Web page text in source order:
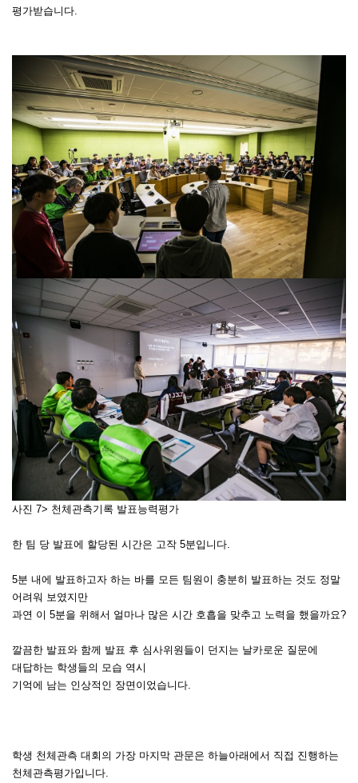
평가받습니다.
사진 7> 천체관측기록 발표능력평가
한 팀 당 발표에 할당된 시간은 고작 5분입니다.
5분 내에 발표하고자 하는 바를 모든 팀원이 충분히 발표하는 것도 정말
어려워 보였지만
과연 이 5분을 위해서 얼마나 많은 시간 호흡을 맞추고 노력을 했을까요?
깔끔한 발표와 함께 발표 후 심사위원들이 던지는 날카로운 질문에
대답하는 학생들의 모습 역시
기억에 남는 인상적인 장면이었습니다.
학생 천체관측 대회의 가장 마지막 관문은 하늘아래에서 직접 진행하는
천체관측평가입니다.